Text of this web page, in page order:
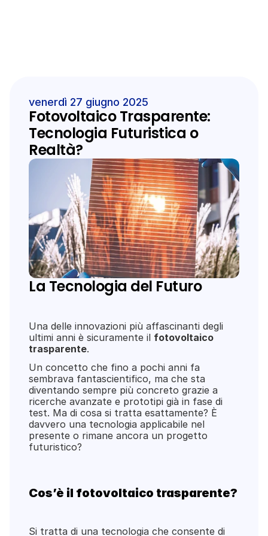
venerdì 27 giugno 2025
Fotovoltaico Trasparente:
Tecnologia Futuristica o
Realtà?
La Tecnologia del Futuro
Una delle innovazioni più affascinanti degli
ultimi anni è sicuramente il fotovoltaico
trasparente.
Un concetto che fino a pochi anni fa
sembrava fantascientifico, ma che sta
diventando sempre più concreto grazie a
ricerche avanzate e prototipi già in fase di
test. Ma di cosa si tratta esattamente? È
davvero una tecnologia applicabile nel
presente o rimane ancora un progetto
futuristico?
Cos’è il fotovoltaico trasparente?